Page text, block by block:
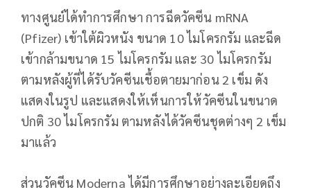
ทางศูนย์ได้ทำการศึกษา การฉีดวัคซีน mRNA
(Pfizer) เข้าใต้ผิวหนัง ขนาด 10 ไมโครกรัม และฉีด
เข้ากล้ามขนาด 15 ไมโครกรัม และ 30 ไมโครกรัม
ตามหลังผู้ที่ได้รับวัคซีนเชื้อตายมาก่อน 2 เข็ม ดัง
แสดงในรูป และแสดงให้เห็นการให้วัคซีนในขนาด
ปกติ 30 ไมโครกรัม ตามหลังได้วัคซีนชุดต่างๆ 2 เข็ม
มาแล้ว
ส่วนวัคซีน Moderna ได้มีการศึกษาอย่างละเอียดถึง